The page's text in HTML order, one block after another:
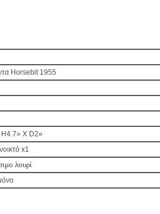
Horsebit 1955
Χ D2»
x1
λουρί